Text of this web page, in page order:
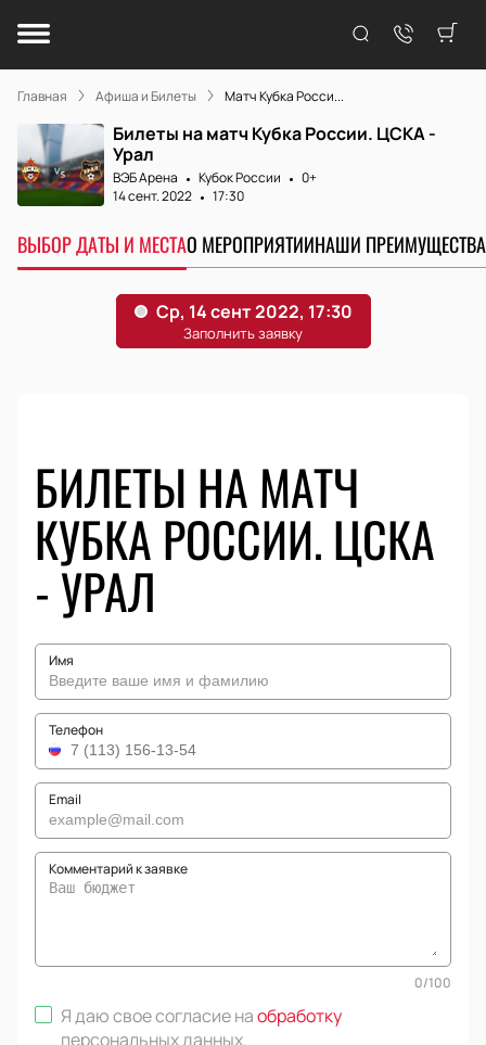
Главная Афиша и Билеты Матч Кубка Росси...
Билеты на матч Кубка России. ЦСКА -
Урал
ВЭБ Арена Кубок России
0+
14 сент. 2022
17:30
ВЫБОР ДАТЫ И МЕСТАО МЕРОПРИЯТИИНАШИ ПРЕИМУЩЕСТВА
БИЛЕТЫ НА МАТЧ
КУБКА РОССИИ. ЦСКА
- УРАЛ
Имя
Телефон
Email
Комментарий к заявке
0/100
Я даю свое согласие наобработку
персональных данных.